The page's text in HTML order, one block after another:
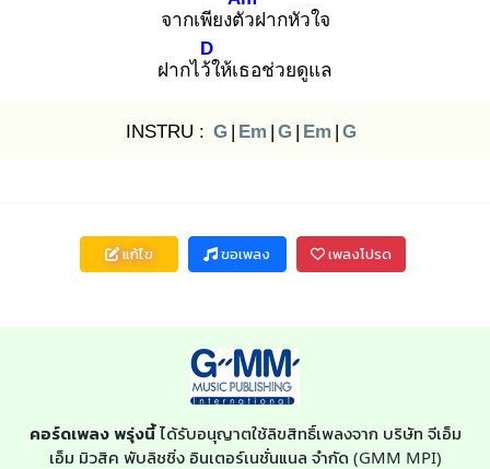
จากเพียงตัวฝากหัวใจ
ฝากไว้ใ
D
ห้เธอช่วยดูแล
INSTRU : G | Em | G | Em | G
แก้ไข ขอเพลง เพลงโปรด
คอร์ดเพลง พรุ่งนี้ได้รับอนุญาตใช้ลิขสิทธิ์เพลงจาก บริษัท จีเอ็ม
เอ็ม มิวสิค พับลิชชิ่ง อินเตอร์เนชั่นแนล จำกัด (GMM MPI)